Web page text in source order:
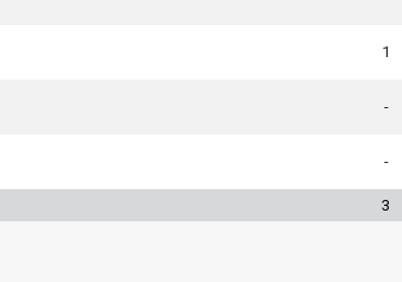
1
-
-
3